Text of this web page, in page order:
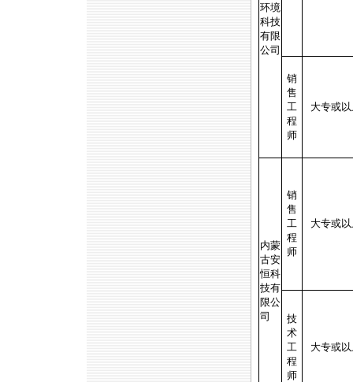
环境
科技
有限
公司
销
售
工
程
师
大专或
内蒙
古安
恒科
技有
限公
司
销
售
工
程
师
大专或
技
术
工
程
师
大专或